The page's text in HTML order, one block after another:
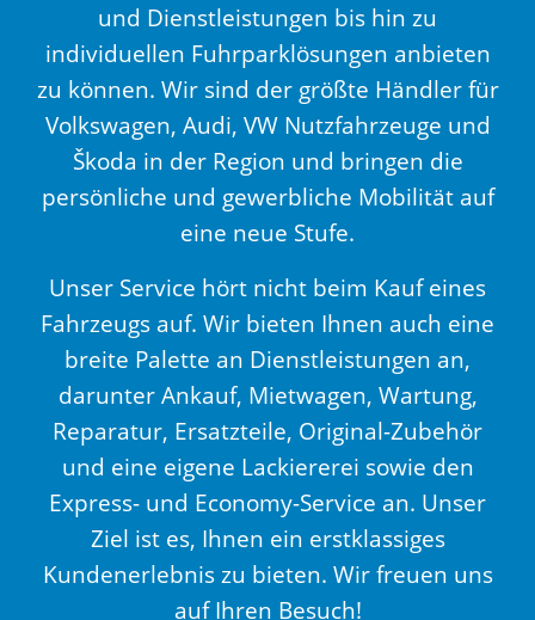
und Dienstleistungen bis hin zu
individuellen Fuhrparklösungen anbieten
zu können. Wir sind der größte Händler für
Volkswagen, Audi, VW Nutzfahrzeuge und
Škoda in der Region und bringen die
persönliche und gewerbliche Mobilität auf
eine neue Stufe.
Unser Service hört nicht beim Kauf eines
Fahrzeugs auf. Wir bieten Ihnen auch eine
breite Palette an Dienstleistungen an,
darunter Ankauf, Mietwagen, Wartung,
Reparatur, Ersatzteile, Original-Zubehör
und eine eigene Lackiererei sowie den
Express- und Economy-Service an. Unser
Ziel ist es, Ihnen ein erstklassiges
Kundenerlebnis zu bieten. Wir freuen uns
auf Ihren Besuch!